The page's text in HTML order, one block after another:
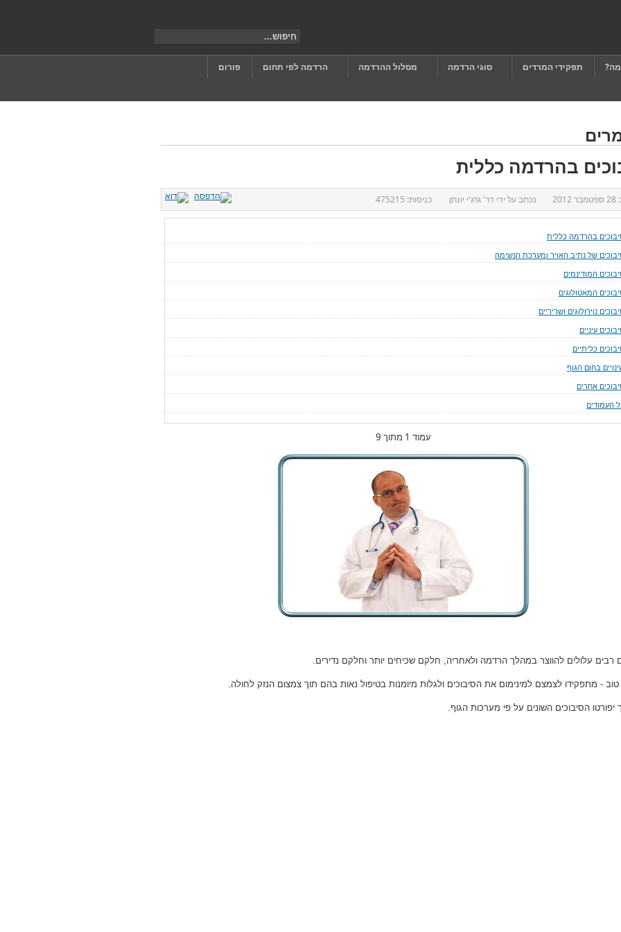
תפקידי המרדים סוגי הרדמה מסלול ההרדמה הרדמה לפי תחום
פורום
בהרדמה כללית
28 ספטמבר 2012 נכתב על ידי דר' גרג'י יונתן כניסות: 475215
בהרדמה כללית
של נתיב האויר ומערכת הנשימה
המודינמים
המאטולוגים
נוירולוגים ושריריים
עיניים
כליתיים
בחום הגוף
אחרים
העמודים
עמוד 1 מתוך 9
רבים עלולים להווצר במהלך הרדמה ולאחריה, חלקם שכיחים יותר וחלקם נדירים.
- מתפקידו לצמצם למינימום את הסיבוכים ולגלות מיומנות בטיפול נאות בהם תוך צמצום הנזק לחולה.
הסיבוכים השונים על פי מערכות הגוף.